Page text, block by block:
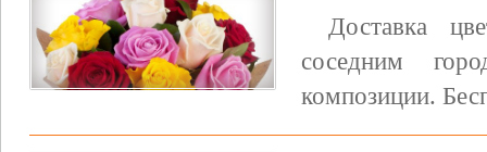
Доставка
соседним
композиции.